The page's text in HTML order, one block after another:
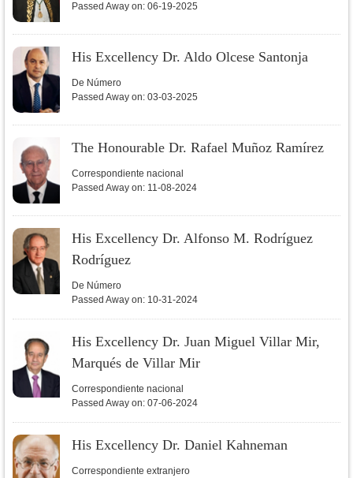
Passed Away on: 06-19-2025
His Excellency Dr. Aldo Olcese Santonja
De Número
Passed Away on: 03-03-2025
The Honourable Dr. Rafael Muñoz Ramírez
Correspondiente nacional
Passed Away on: 11-08-2024
His Excellency Dr. Alfonso M. Rodríguez
Rodríguez
De Número
Passed Away on: 10-31-2024
His Excellency Dr. Juan Miguel Villar Mir,
Marqués de Villar Mir
Correspondiente nacional
Passed Away on: 07-06-2024
His Excellency Dr. Daniel Kahneman
Correspondiente extranjero